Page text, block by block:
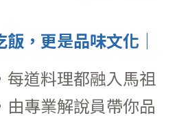
飯，更是品味文化 ｜
道料理都融入馬祖
由專業解說員帶你品